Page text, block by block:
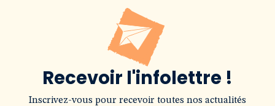
Recevoir l'infolettre !
Inscrivez-vous pour recevoir toutes nos actualités